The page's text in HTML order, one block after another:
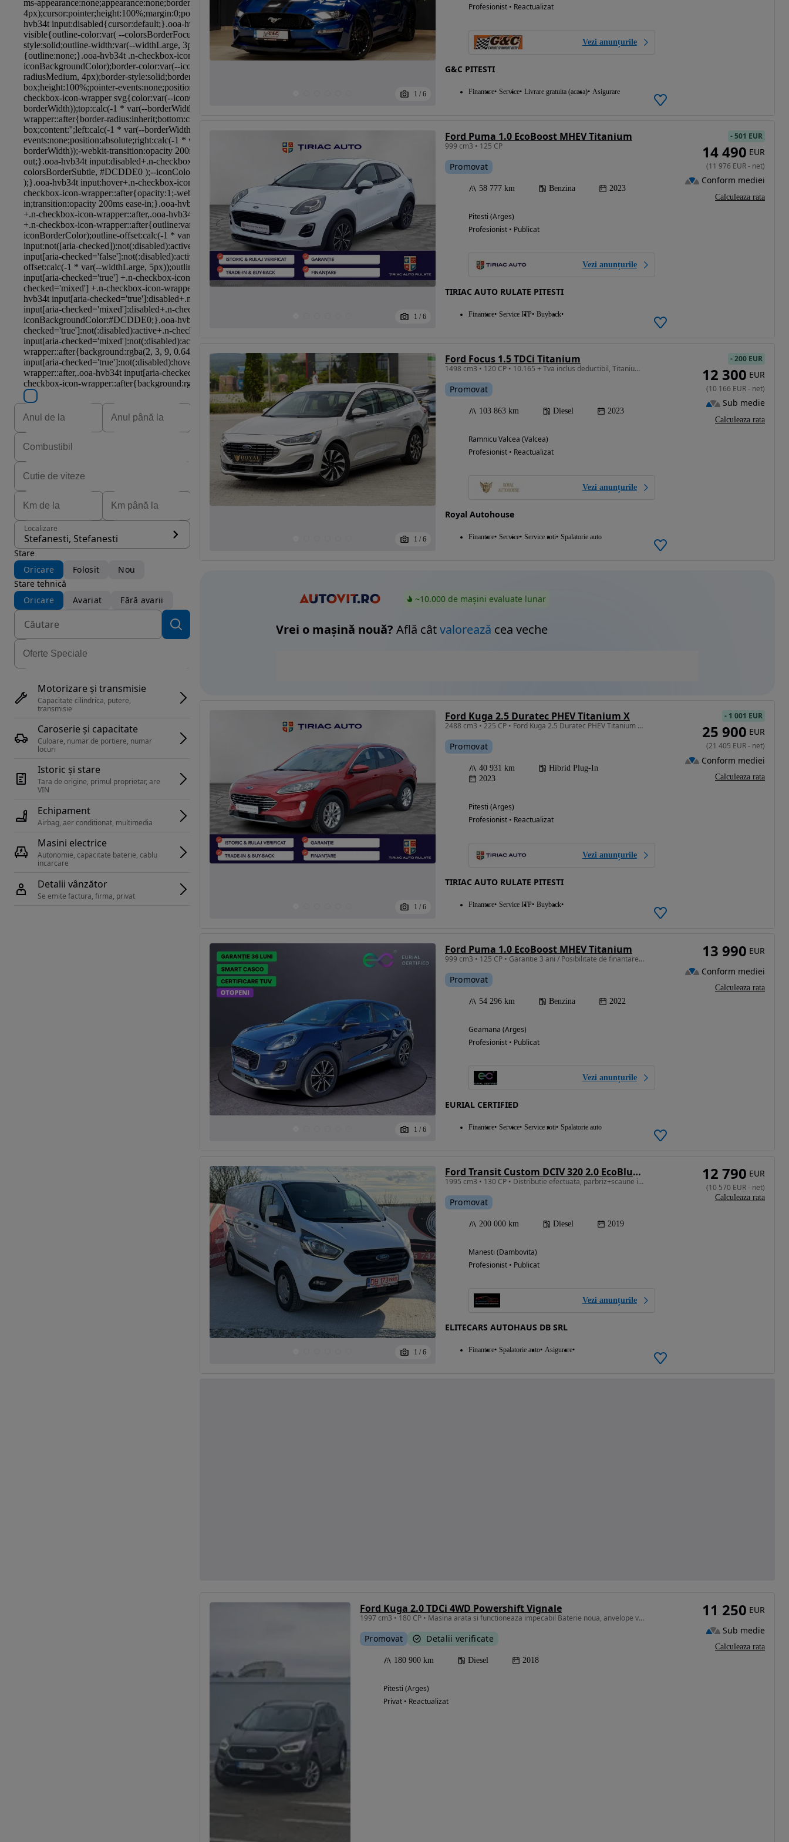
Eligibil pentru
Localizare
Stefanesti, Stefanesti
Stare
Oricare
Folosit
Nou
Stare tehnică
Oricare
Avariat Fără avarii
Motorizare și transmisie
Capacitate cilindrica, putere,
transmisie
Caroserie și capacitate
Culoare, numar de portiere, numar
locuri
Istoric și stare
Tara de origine, primul proprietar, are
Echipament
Airbag, aer conditionat, multimedia
Masini electrice
Autonomie, capacitate baterie, cablu
Detalii vânzător
Se emite factura, firma, privat
1 / 6
Profesionist • Reactualizat
Vezi anunțurile
G&C PITESTI
Finantare Service Livrare gratuita (acasa) Asigurare
1 / 6
Ford Puma 1.0 EcoBoost MHEV Titanium
999 cm3 • 125 CP
Promovat
58 777 km Benzina 2023
Pitesti (Arges)
Profesionist • Publicat
Vezi anunțurile
TIRIAC AUTO RULATE PITESTI
Finantare Service ITP Buyback
-501 EUR
14 490 EUR
(11 976 EUR- net)
Conform mediei
Calculeaza rata
1 / 6
Ford Focus 1.5 TDCi Titanium
1498 cm3 • 120 CP • 10.165 + Tva inclus deductibil, Titanium, Garantie 12 luni, 1.5 diesel
Promovat
103 863 km Diesel 2023
Ramnicu Valcea (Valcea)
Profesionist • Reactualizat
Vezi anunțurile
Royal Autohouse
Finantare Service Service roti Spalatorie auto
-200 EUR
12 300 EUR
(10 166 EUR- net)
Sub medie
Calculeaza rata
~10.000 de mașini evaluate lunar
Vrei o mașină nouă? Află câtvalorează cea veche
1 / 6
Ford Kuga 2.5 Duratec PHEV Titanium X
2488 cm3 • 225 CP • Ford Kuga 2.5 Duratec PHEV Titanium X - 2023
Promovat
40 931 km
Hibrid Plug-In
2023
Pitesti (Arges)
Profesionist • Reactualizat
Vezi anunțurile
TIRIAC AUTO RULATE PITESTI
Finantare Service ITP Buyback
- 1 001 EUR
25 900 EUR
(21 405 EUR- net)
Conform mediei
Calculeaza rata
1 / 6
Ford Puma 1.0 EcoBoost MHEV Titanium
999 cm3 • 125 CP • Garantie 3 ani / Posibilitate de finantare prin CREDIT
Promovat
54 296 km Benzina 2022
Geamana (Arges)
Profesionist • Publicat
Vezi anunțurile
EURIAL CERTIFIED
Finantare Service Service roti Spalatorie auto
13 990 EUR
Conform mediei
Calculeaza rata
1 / 6
Ford Transit Custom DCIV 320 2.0 EcoBlue 130 CP L1H1 Active
1995 cm3 • 130 CP • Distributie efectuata, parbriz+scaune incalzite, garantie 12 luni
Promovat
200 000 km Diesel 2019
Manesti (Dambovita)
Profesionist • Publicat
Vezi anunțurile
ELITECARS AUTOHAUS DB SRL
Finantare Spalatorie auto Asigurare
12 790 EUR
(10 570 EUR- net)
Calculeaza rata
Ford Kuga 2.0 TDCi 4WD Powershift Vignale
1997 cm3 • 180 CP • Masina arata si functioneaza impecabil Baterie noua, anvelope vara noi
Promovat Detalii verificate
180 900 km Diesel 2018
Pitesti (Arges)
Privat • Reactualizat
11 250 EUR
Sub medie
Calculeaza rata